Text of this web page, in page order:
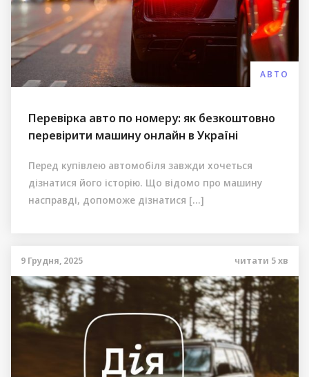
АВТО
Перевірка авто по номеру: як безкоштовно
перевірити машину онлайн в Україні
Перед купівлею автомобіля завжди хочеться
дізнатися його історію. Що відомо про машину
насправді, допоможе дізнатися […]
9 Грудня, 2025 читати 5хв